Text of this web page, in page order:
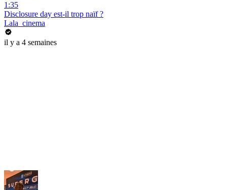
1:35
Disclosure day est-il trop naïf ?
Lala_cinema
il y a 4 semaines